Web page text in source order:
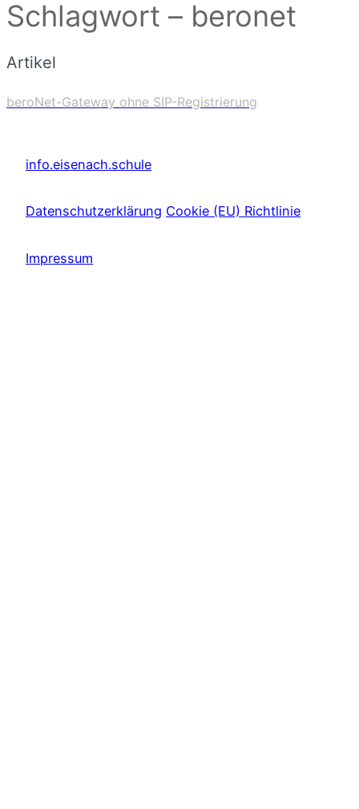
Schlagwort – beronet
Artikel
beroNet-Gateway ohne SIP-Registrierung
info.eisenach.schule
Datenschutzerklärung Cookie (EU) Richtlinie
Impressum